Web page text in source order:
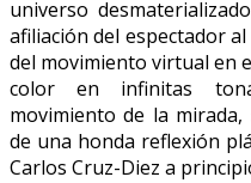
universo
afiliación del espectador
del movimiento virtual en
color en infinitas
movimiento de la
de una honda reflexión
Carlos Cruz-Diez a